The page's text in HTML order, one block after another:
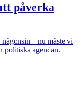
påverka
– nu måste vi
politiska agendan.